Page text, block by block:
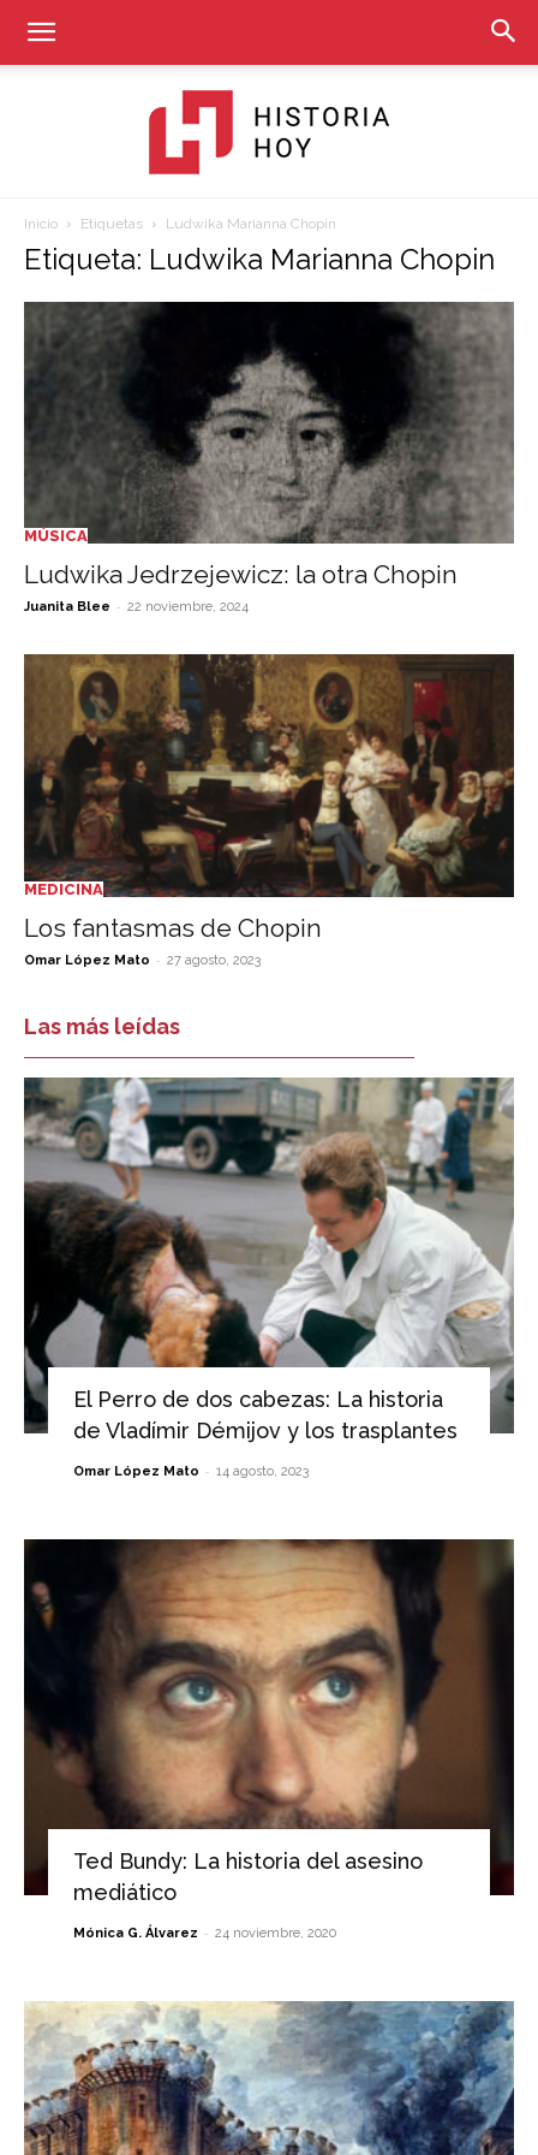
Historia
Inicio Etiquetas Ludwika Marianna Chopin
Etiqueta: Ludwika Marianna Chopin
MÚSICA
Ludwika Jedrzejewicz: la otra Chopin
Juanita Blee - 22 noviembre, 2024
MEDICINA
Los fantasmas de Chopin
Omar López Mato - 27 agosto, 2023
Las más leídas
El Perro de dos cabezas: La historia
de Vladímir Démijov y los trasplantes
Omar López Mato - 14 agosto, 2023
Ted Bundy: La historia del asesino
mediático
Mónica G. Álvarez - 24 noviembre, 2020